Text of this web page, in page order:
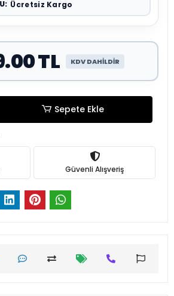
Ücretsiz Kargo
TL KDV DAHİLDİR
Sepete Ekle
Güvenli Alışveriş